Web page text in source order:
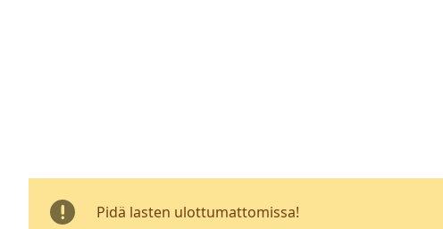
Pidä lasten ulottumattomissa!